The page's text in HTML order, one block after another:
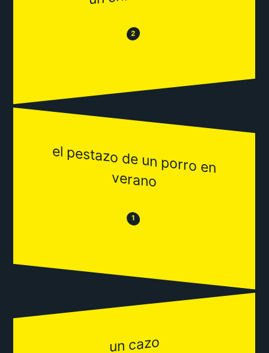
😒 2 😂
el pestazo de un porro en
verano
😒 1 😂
un cazo